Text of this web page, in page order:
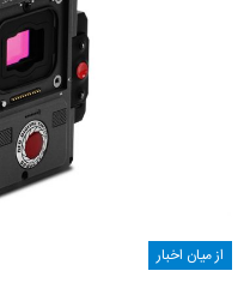
از میان اخبار